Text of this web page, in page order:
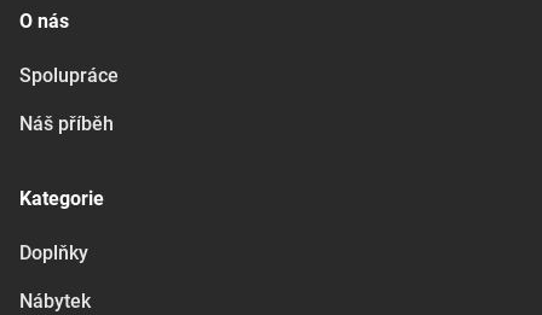
O nás
Spolupráce
Náš příběh
Kategorie
Doplňky
Nábytek